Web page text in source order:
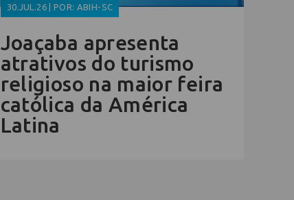
30.JUL.26 | POR: ABIH-SC
Joaçaba apresenta
atrativos do turismo
religioso na maior feira
católica da América
Latina